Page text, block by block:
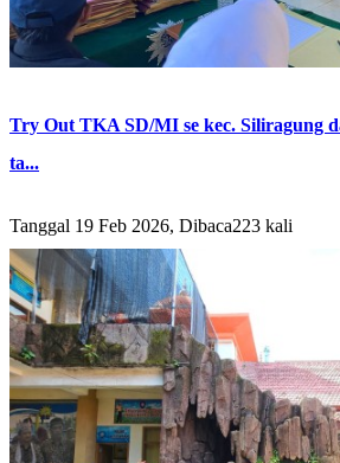
Try Out TKA SD/MI se kec. Siliragung
ta...
Tanggal 19 Feb 2026, Dibaca223 kali